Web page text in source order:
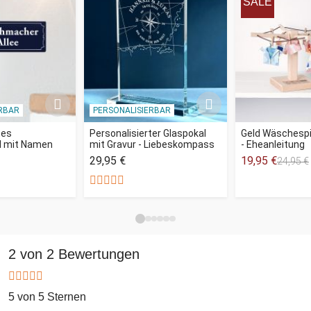
mit Namen
PERSONALISIERBAR
Personalisierter Glaspokal
mit Gravur - Liebeskompass
29,95 €
Geld
- Eheanleitung
19,95 €24,95 €
2 von 2 Bewertungen
5 von 5 Sternen